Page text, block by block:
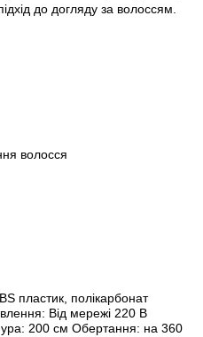
до догляду за волоссям.
волосся
пластик, полікарбонат
Від мережі 220 В
200 см Обертання: на 360